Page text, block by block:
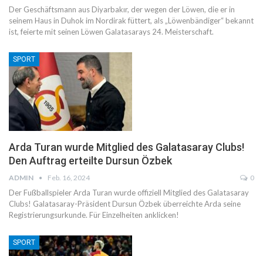
Der Geschäftsmann aus Diyarbakır, der wegen der Löwen, die er in
seinem Haus in Duhok im Nordirak füttert, als „Löwenbändiger“ bekannt
ist, feierte mit seinen Löwen Galatasarays 24. Meisterschaft.
SPORT
Arda Turan wurde Mitglied des Galatasaray Clubs!
Den Auftrag erteilte Dursun Özbek
ADMIN Feb. 16, 2024 0
Der Fußballspieler Arda Turan wurde offiziell Mitglied des Galatasaray
Clubs! Galatasaray-Präsident Dursun Özbek überreichte Arda seine
Registrierungsurkunde. Für Einzelheiten anklicken!
SPORT